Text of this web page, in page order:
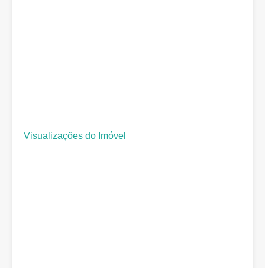
Visualizações do Imóvel